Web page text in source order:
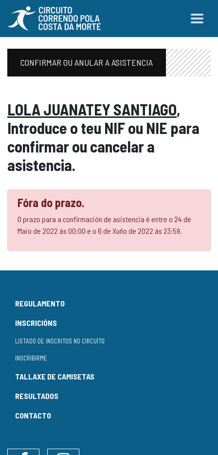
CONFIRMAR OU ANULAR A ASISTENCIA
LOLA JUANATEY SANTIAGO,
Introduce o teu NIF ou NIE para
confirmar ou cancelar a
asistencia.
Fóra do prazo.
O prazo para a confirmación de asistencia é entre o 24 de
Maio de 2022 ás 00:00 e o 6 de Xuño de 2022 ás 23:59.
REGULAMENTO
INSCRICIÓNS
LISTADO DE INSCRITOS NO CIRCUÍTO
INSCRIBIRME
TALLAXE DE CAMISETAS
RESULTADOS
CONTACTO